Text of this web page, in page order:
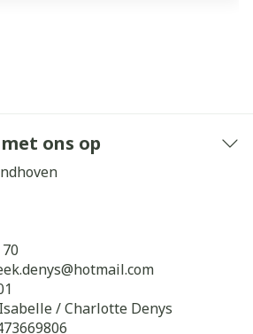
ons op
hotmail.com
Isabelle / Charlotte Denys